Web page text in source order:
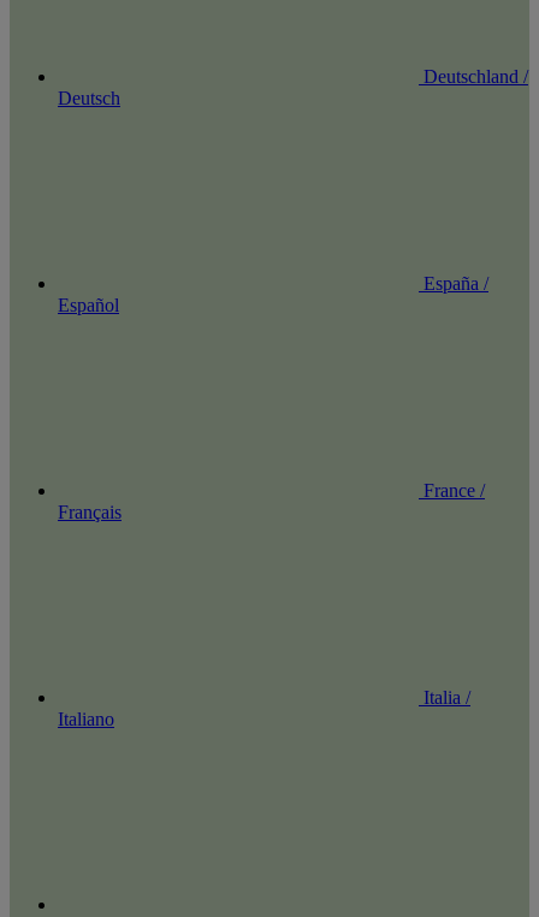
Deutschland /
Deutsch
España /
Español
France /
Français
Italia /
Italiano